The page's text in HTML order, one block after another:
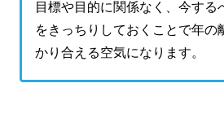
目標や目的に関係なく、今する
をきっちりしておくことで年の
かり合える空気になります。